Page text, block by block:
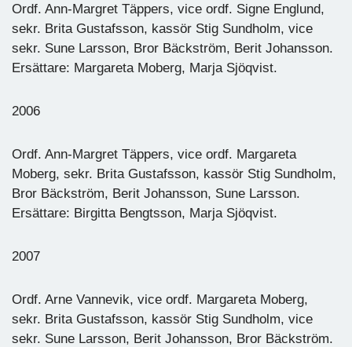
Ordf. Ann-Margret Täppers, vice ordf. Signe Englund,
sekr. Brita Gustafsson, kassör Stig Sundholm, vice
sekr. Sune Larsson, Bror Bäckström, Berit Johansson.
Ersättare: Margareta Moberg, Marja Sjöqvist.
2006
Ordf. Ann-Margret Täppers, vice ordf. Margareta
Moberg, sekr. Brita Gustafsson, kassör Stig Sundholm,
Bror Bäckström, Berit Johansson, Sune Larsson.
Ersättare: Birgitta Bengtsson, Marja Sjöqvist.
2007
Ordf. Arne Vannevik, vice ordf. Margareta Moberg,
sekr. Brita Gustafsson, kassör Stig Sundholm, vice
sekr. Sune Larsson, Berit Johansson, Bror Bäckström.